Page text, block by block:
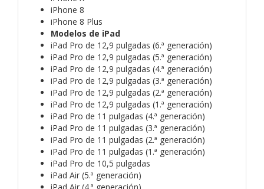
iPhone 8
iPhone 8 Plus
Modelos de iPad
iPad Pro de 12,9 pulgadas (6.ª generación)
iPad Pro de 12,9 pulgadas (5.ª generación)
iPad Pro de 12,9 pulgadas (4.ª generación)
iPad Pro de 12,9 pulgadas (3.ª generación)
iPad Pro de 12,9 pulgadas (2.ª generación)
iPad Pro de 12,9 pulgadas (1.ª generación)
iPad Pro de 11 pulgadas (4.ª generación)
iPad Pro de 11 pulgadas (3.ª generación)
iPad Pro de 11 pulgadas (2.ª generación)
iPad Pro de 11 pulgadas (1.ª generación)
iPad Pro de 10,5 pulgadas
iPad Air (5.ª generación)
iPad Air (4.ª generación)